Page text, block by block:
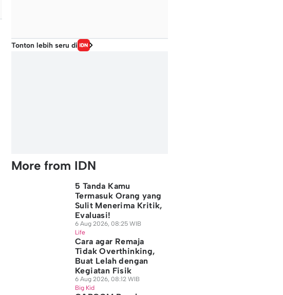
Tonton lebih seru di
More from IDN
5 Tanda Kamu
Termasuk Orang yang
Sulit Menerima Kritik,
Evaluasi!
6 Aug 2026, 08:25 WIB
Life
Cara agar Remaja
Tidak Overthinking,
Buat Lelah dengan
Kegiatan Fisik
6 Aug 2026, 08:12 WIB
Big Kid